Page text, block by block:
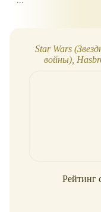
Star Wars
войны),
Рейтинг